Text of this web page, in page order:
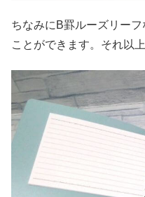
ちなみにB罫ルーズリー
ことができます。それ以